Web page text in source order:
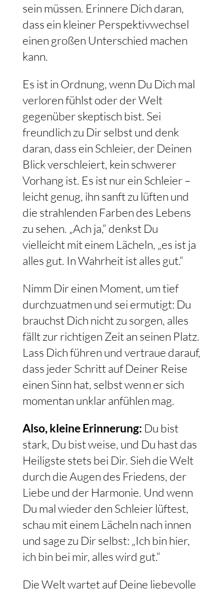
sein müssen. Erinnere Dich daran,
dass ein kleiner Perspektivwechsel
einen großen Unterschied machen
kann.
Es ist in Ordnung, wenn Du Dich mal
verloren fühlst oder der Welt
gegenüber skeptisch bist. Sei
freundlich zu Dir selbst und denk
daran, dass ein Schleier, der Deinen
Blick verschleiert, kein schwerer
Vorhang ist. Es ist nur ein Schleier –
leicht genug, ihn sanft zu lüften und
die strahlenden Farben des Lebens
zu sehen. „Ach ja,“ denkst Du
vielleicht mit einem Lächeln, „es ist ja
alles gut. In Wahrheit ist alles gut.“
Nimm Dir einen Moment, um tief
durchzuatmen und sei ermutigt: Du
brauchst Dich nicht zu sorgen, alles
fällt zur richtigen Zeit an seinen Platz.
Lass Dich führen und vertraue darauf,
dass jeder Schritt auf Deiner Reise
einen Sinn hat, selbst wenn er sich
momentan unklar anfühlen mag.
Also, kleine Erinnerung: Du bist
stark, Du bist weise, und Du hast das
Heiligste stets bei Dir. Sieh die Welt
durch die Augen des Friedens, der
Liebe und der Harmonie. Und wenn
Du mal wieder den Schleier lüftest,
schau mit einem Lächeln nach innen
und sage zu Dir selbst: „Ich bin hier,
ich bin bei mir, alles wird gut.“
Die Welt wartet auf Deine liebevolle